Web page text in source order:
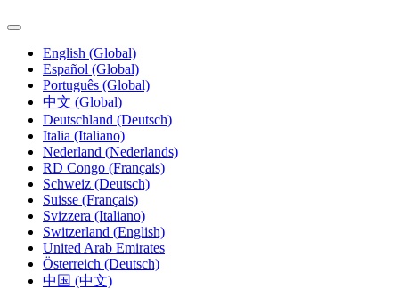
English (Global)
Español (Global)
Português (Global)
中文 (Global)
Deutschland (Deutsch)
Italia (Italiano)
Nederland (Nederlands)
RD Congo (Français)
Schweiz (Deutsch)
Suisse (Français)
Svizzera (Italiano)
Switzerland (English)
United Arab Emirates
Österreich (Deutsch)
中国 (中文)